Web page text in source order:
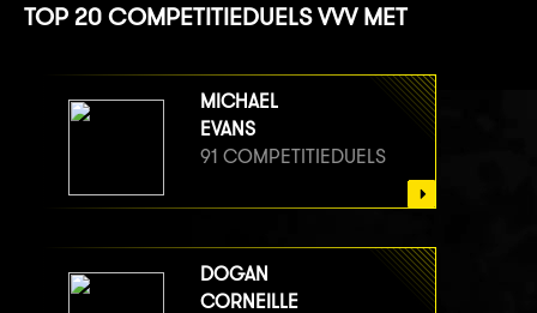
TOP 20 COMPETITIEDUELS VVV MET
MICHAEL
EVANS
91 COMPETITIEDUELS
DOGAN
CORNEILLE